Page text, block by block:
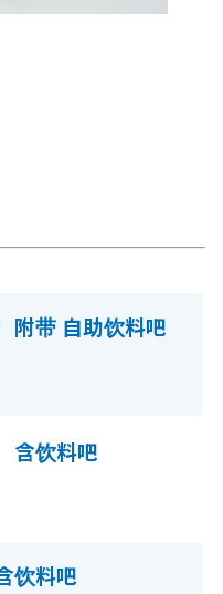
附带 自助饮料吧
含饮料吧
饮料吧